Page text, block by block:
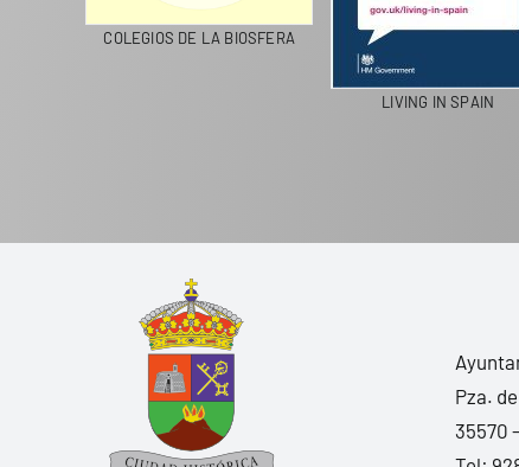
COLEGIOS DE LA BIOSFERA
LIVING IN SPAIN
Pza.
35570